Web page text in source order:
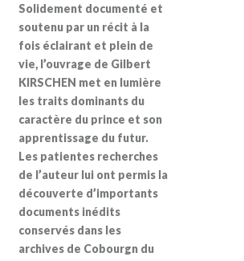
Solidement documenté et
soutenu par un récit à la
fois éclairant et plein de
vie, l’ouvrage de Gilbert
KIRSCHEN met en lumière
les traits dominants du
caractère du prince et son
apprentissage du futur.
Les patientes recherches
de l’auteur lui ont permis la
découverte d’importants
documents inédits
conservés dans les
archives de Cobourgn du